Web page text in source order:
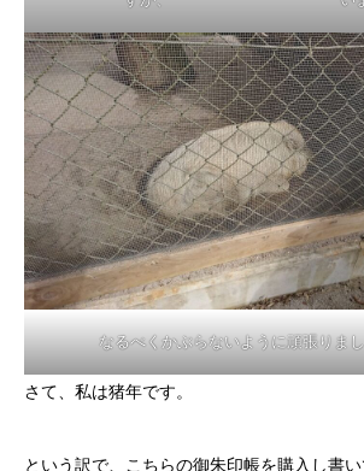
なるべくかぶらないように頑張りま
さて、私は猪年です。
という訳で、こちらの御朱印帳を購入し書い